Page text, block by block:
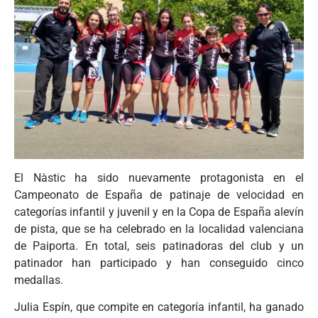
El Nàstic ha sido nuevamente protagonista en el
Campeonato de España de patinaje de velocidad en
categorías infantil y juvenil y en la Copa de España alevín
de pista, que se ha celebrado en la localidad valenciana
de Paiporta. En total, seis patinadoras del club y un
patinador han participado y han conseguido cinco
medallas.
Julia Espín, que compite en categoría infantil, ha ganado